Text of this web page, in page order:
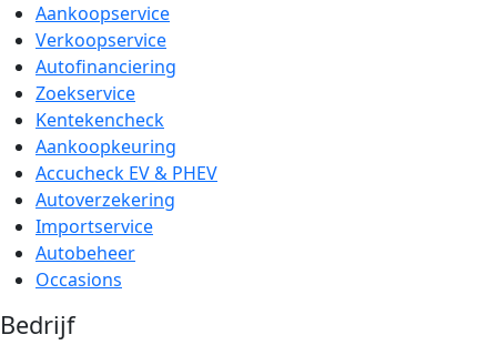
Aankoopservice
Verkoopservice
Autofinanciering
Zoekservice
Kentekencheck
Aankoopkeuring
Accucheck EV & PHEV
Autoverzekering
Importservice
Autobeheer
Occasions
Bedrijf